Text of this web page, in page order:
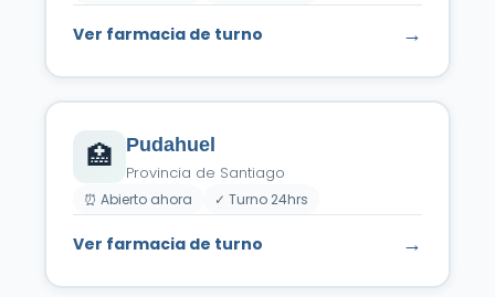
Ver farmacia de turno →
🏥 Pudahuel
Provincia de Santiago
⏰ Abierto ahora ✓ Turno 24hrs
Ver farmacia de turno →